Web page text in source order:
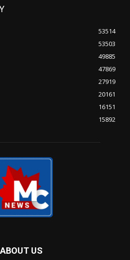
53514
53503
49885
47869
27919
20161
16151
15892
ABOUT US